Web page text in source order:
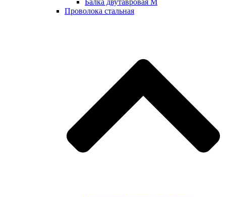
Балка двутавровая М
Проволока стальная